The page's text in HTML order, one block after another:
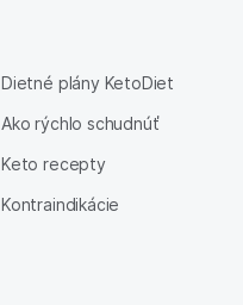
Dietné plány KetoDiet
Ako rýchlo schudnúť
Keto recepty
Kontraindikácie